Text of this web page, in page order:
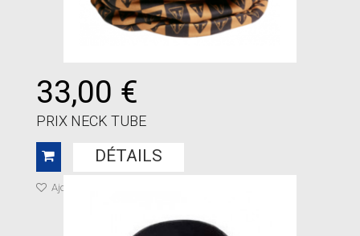
33,00 €
PRIX NECK TUBE
DÉTAILS
Ajouter à ma liste de cadeaux